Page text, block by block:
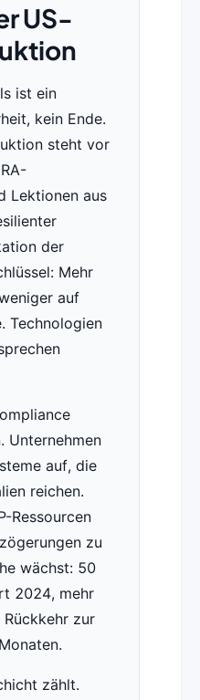
US-
ist ein
kein Ende.
steht vor
Lektionen aus
der
Mehr
auf
Technologien
Unternehmen
auf, die
reichen.
Ressourcen
zu
wächst: 50
2024, mehr
zur
zählt.